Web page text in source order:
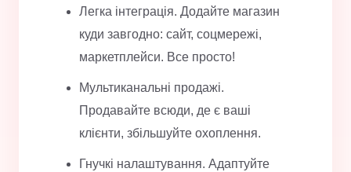
Легка інтеграція. Додайте магазин
куди завгодно: сайт, соцмережі,
маркетплейси. Все просто!
Мультиканальні продажі.
Продавайте всюди, де є ваші
клієнти, збільшуйте охоплення.
Гнучкі налаштування. Адаптуйте